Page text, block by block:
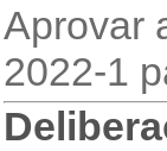
Aprovar
2022-1